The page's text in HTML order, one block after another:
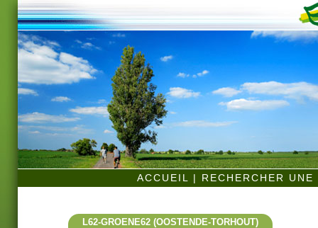
ACCUEIL | RECHERCHER
L62-GROENE62 (OOSTENDE-TORHOUT)